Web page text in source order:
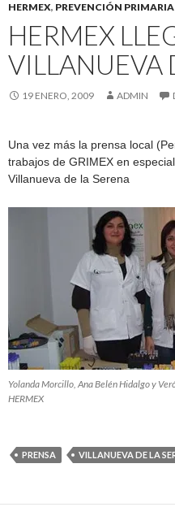
HERMEX, PREVENCIÓN PRIMARIA
HERMEX
VILLANUEVA
19 ENERO, 2009 ADMIN
Una vez más la prensa local
trabajos de GRIMEX en
Villanueva de la Serena
Yolanda Morcillo, Ana Belén Hidalgo y
HERMEX
PRENSA VILLANUEVA DE LA